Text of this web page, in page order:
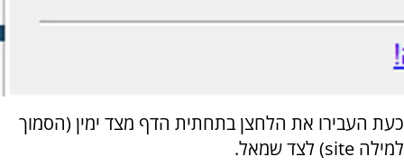
כעת העבירו את הלחצן בתחתית הדף מצד ימין (הסמוך
למילה site) לצד שמאל.